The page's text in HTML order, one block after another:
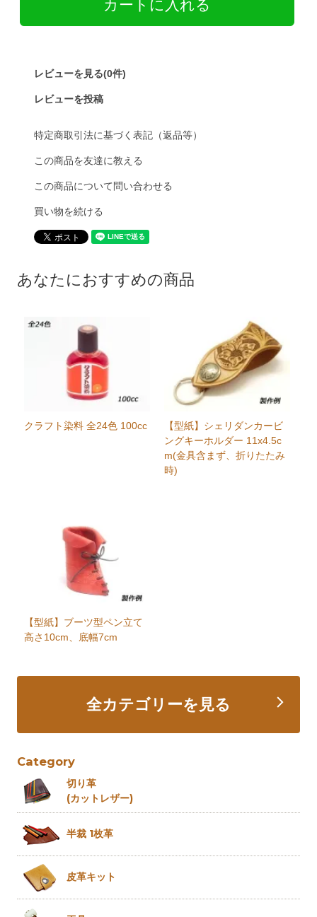
レビューを見る(0件)
レビューを投稿
特定商取引法に基づく表記（返品等）
この商品を友達に教える
この商品について問い合わせる
買い物を続ける
あなたにおすすめの商品
クラフト染料 全24色 100cc
【型紙】シェリダンカービ
ングキーホルダー 11x4.5c
m(金具含まず、折りたたみ
時)
【型紙】ブーツ型ペン立て
高さ10cm、底幅7cm
全カテゴリーを見る
Category
切り革
(カットレザー)
半裁 1枚革
皮革キット